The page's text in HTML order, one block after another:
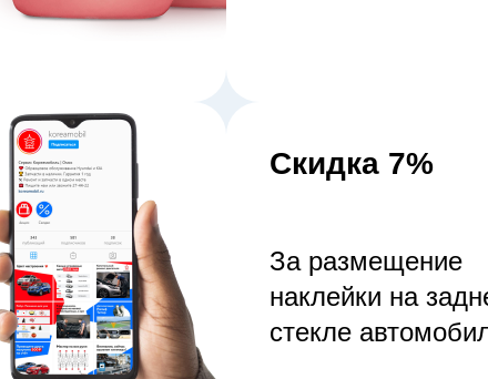
Скидка 7%
За размещение
наклейки на
стекле